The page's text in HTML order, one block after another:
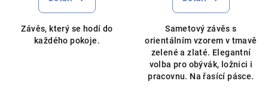
Závěs, který se hodí do
každého pokoje.
Sametový závěs s
orientálním vzorem v tmavě
zelené a zlaté. Elegantní
volba pro obývák, ložnici i
pracovnu. Na řasící pásce.